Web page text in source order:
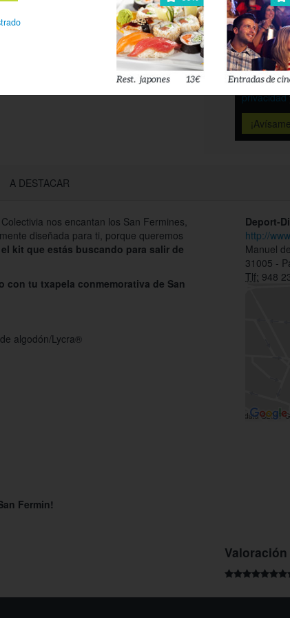
Déjanos
esté
Acepto
privacidad
A DESTACAR
nos encantan los San Fermines,
diseñada para ti, porque queremos
el kit que estás buscando para salir de
con tu txapela conmemorativa de San
algodón/Lycra®
Fermin!
Deport-
http://
Manuel
31005 -
Tlf: 948